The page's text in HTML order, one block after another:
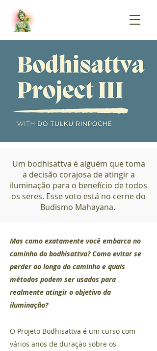
Um bodhisattva é alguém que toma
a decisão corajosa de atingir a
iluminação para o benefício de todos
os seres. Esse voto está no cerne do
Budismo Mahayana.
Mas como exatamente você embarca no
caminho do bodhisattva? Como evitar se
perder ao longo do caminho e quais
métodos podem ser usados para
realmente atingir o objetivo da
iluminação?
O Projeto Bodhisattva é um curso com
vários anos de duração sobre os